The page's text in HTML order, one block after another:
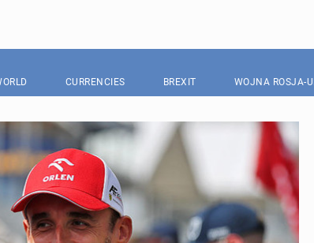
CURRENCIES BREXIT WOJNA ROSJA-